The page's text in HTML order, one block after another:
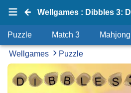
Puzzle Match 3 Mahjong
Wellgames Puzzle